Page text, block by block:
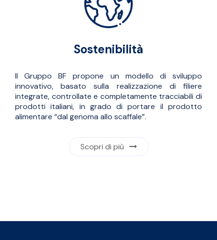
Sostenibilità
Il Gruppo BF propone un modello di sviluppo
innovativo, basato sulla realizzazione di filiere
integrate, controllate e completamente tracciabili di
prodotti italiani, in grado di portare il prodotto
alimentare “dal genoma allo scaffale”.
Scopri di più